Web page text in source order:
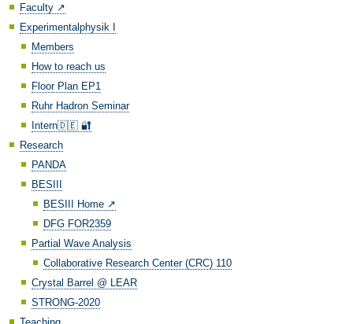
Faculty ↗️
Experimentalphysik I
Members
How to reach us
Floor Plan EP1
Ruhr Hadron Seminar
Intern🇩🇪 🔐
Research
PANDA
BESIII
BESIII Home ↗️
DFG FOR2359
Partial Wave Analysis
Collaborative Research Center (CRC) 110
Crystal Barrel @ LEAR
STRONG-2020